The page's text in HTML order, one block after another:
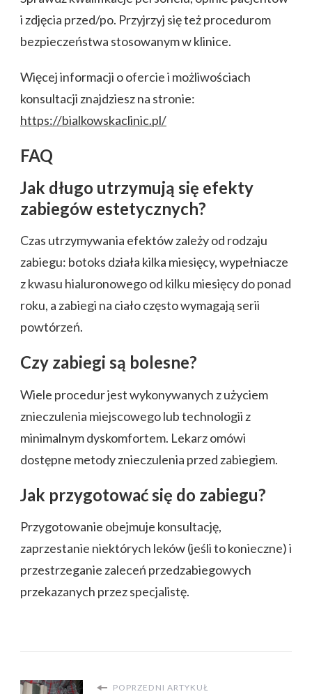
i zdjęcia przed/po. Przyjrzyj się też procedurom
bezpieczeństwa stosowanym w klinice.
Więcej informacji o ofercie i możliwościach
konsultacji znajdziesz na stronie:
https://bialkowskaclinic.pl/
FAQ
Jak długo utrzymują się efekty
zabiegów estetycznych?
Czas utrzymywania efektów zależy od rodzaju
zabiegu: botoks działa kilka miesięcy, wypełniacze
z kwasu hialuronowego od kilku miesięcy do ponad
roku, a zabiegi na ciało często wymagają serii
powtórzeń.
Czy zabiegi są bolesne?
Wiele procedur jest wykonywanych z użyciem
znieczulenia miejscowego lub technologii z
minimalnym dyskomfortem. Lekarz omówi
dostępne metody znieczulenia przed zabiegiem.
Jak przygotować się do zabiegu?
Przygotowanie obejmuje konsultację,
zaprzestanie niektórych leków (jeśli to konieczne) i
przestrzeganie zaleceń przedzabiegowych
przekazanych przez specjalistę.
POPRZEDNI ARTYKUŁ